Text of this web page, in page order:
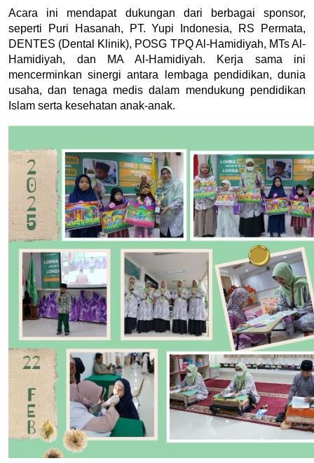
Acara ini mendapat dukungan dari berbagai sponsor,
seperti Puri Hasanah, PT. Yupi Indonesia, RS Permata,
DENTES (Dental Klinik), POSG TPQ Al-Hamidiyah, MTs Al-
Hamidiyah, dan MA Al-Hamidiyah. Kerja sama ini
mencerminkan sinergi antara lembaga pendidikan, dunia
usaha, dan tenaga medis dalam mendukung pendidikan
Islam serta kesehatan anak-anak.